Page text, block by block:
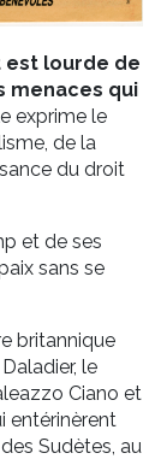
est lourde de
menaces qui
exprime le
de la
du droit
et de ses
sans se
britannique
le
Ciano et
entérinèrent
Sudètes, au